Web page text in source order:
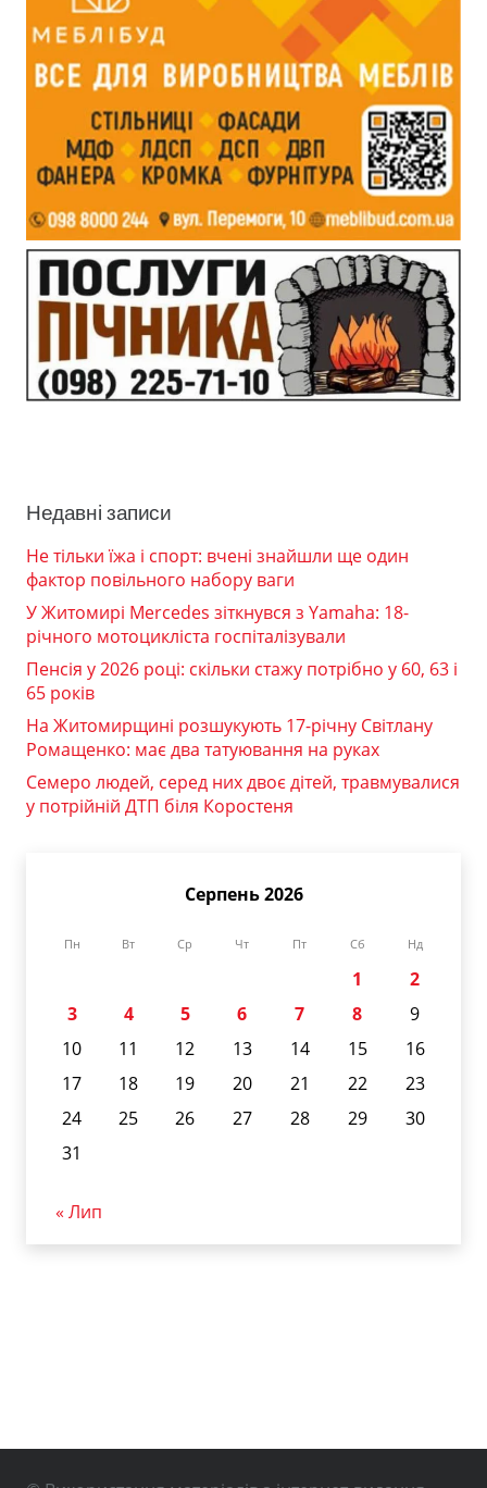
Недавні записи
Не тільки їжа і спорт: вчені знайшли ще один
фактор повільного набору ваги
У Житомирі Mercedes зіткнувся з Yamaha: 18-
річного мотоцикліста госпіталізували
Пенсія у 2026 році: скільки стажу потрібно у 60, 63 і
65 років
На Житомирщині розшукують 17-річну Світлану
Ромащенко: має два татуювання на руках
Семеро людей, серед них двоє дітей, травмувалися
у потрійній ДТП біля Коростеня
Серпень 2026
Пн Вт Ср Чт Пт Сб Нд
1
2
3
4 5 6 7 8
9
10
11 12 13 14 15
16
17
18 19 20 21 22
23
24
25 26 27 28 29
30
31
« Лип